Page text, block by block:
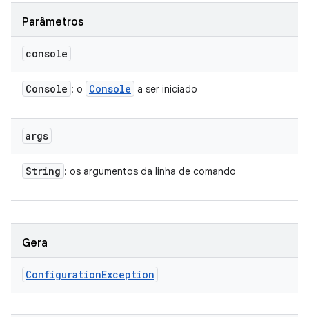
Parâmetros
console
Console : o Console a ser iniciado
args
String : os argumentos da linha de comando
Gera
ConfigurationException